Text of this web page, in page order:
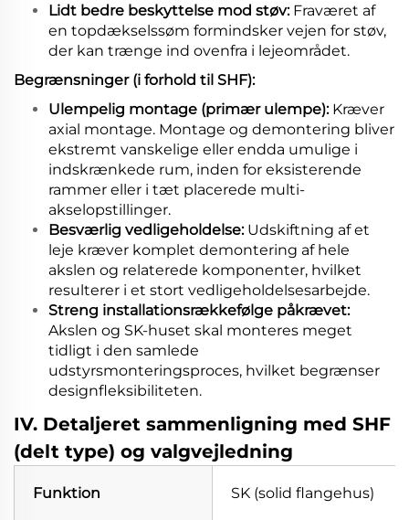
Lidt bedre beskyttelse mod støv: Fraværet af
en topdækselssøm formindsker vejen for støv,
der kan trænge ind ovenfra i lejeområdet.
Begrænsninger (i forhold til SHF):
Ulempelig montage (primær ulempe): Kræver
axial montage. Montage og demontering bliver
ekstremt vanskelige eller endda umulige i
indskrænkede rum, inden for eksisterende
rammer eller i tæt placerede multi-
akselopstillinger.
Besværlig vedligeholdelse: Udskiftning af et
leje kræver komplet demontering af hele
akslen og relaterede komponenter, hvilket
resulterer i et stort vedligeholdelsesarbejde.
Streng installationsrækkefølge påkrævet:
Akslen og SK-huset skal monteres meget
tidligt i den samlede
udstyrsmonteringsproces, hvilket begrænser
designfleksibiliteten.
IV. Detaljeret sammenligning med SHF
(delt type) og valgvejledning
Funktion SK (solid flangehus)